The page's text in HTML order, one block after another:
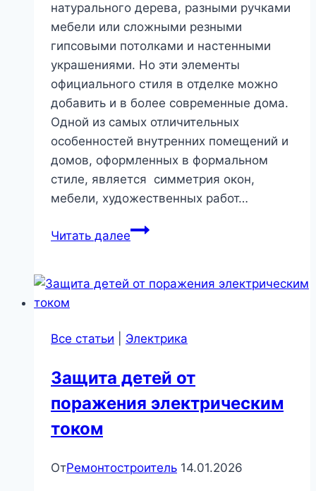
технологии
натурального дерева, разными ручками
мебели или сложными резными
гипсовыми потолками и настенными
украшениями. Но эти элементы
официального стиля в отделке можно
добавить и в более современные дома.
Одной из самых отличительных
особенностей внутренних помещений и
домов, оформленных в формальном
стиле, является симметрия окон,
мебели, художественных работ…
Читать далееОформление
официальном
Все статьи Электрика
Защита детей от
поражения электрическим
током
ОтРемонтостроитель 14.01.2026